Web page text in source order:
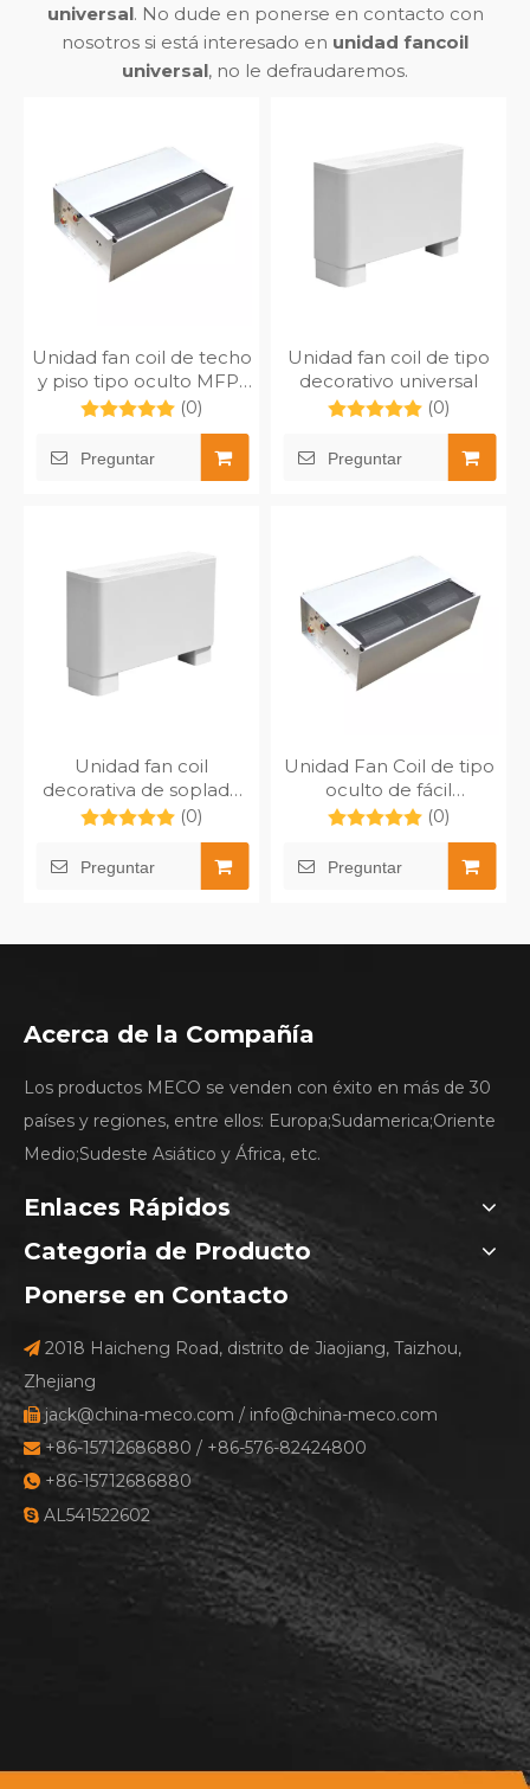
universal. No dude en ponerse en contacto con
nosotros si está interesado en unidad fancoil
universal, no le defraudaremos.
Unidad fan coil de techo
y piso tipo oculto MFP-
102TA
(0)
Preguntar
Unidad fan coil de tipo
decorativo universal
(0)
Preguntar
Unidad fan coil
decorativa de soplado
de aire vertical MFP-
(0)
Preguntar
Unidad Fan Coil de tipo
oculto de fácil
instalación universal
(0)
Preguntar
Acerca de la Compañía
Los productos MECO se venden con éxito en más de 30
países y regiones, entre ellos: Europa;Sudamerica;Oriente
Medio;Sudeste Asiático y África, etc.
Enlaces Rápidos
Categoria de Producto
Ponerse en Contacto
 2018 Haicheng Road, distrito de Jiaojiang, Taizhou,
Zhejiang
 jack@china-meco.com / info@china-meco.com
+86-15712686880 / +86-576-82424800
 +86-15712686880
 AL541522602